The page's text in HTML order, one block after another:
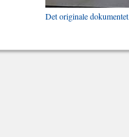
Det originale